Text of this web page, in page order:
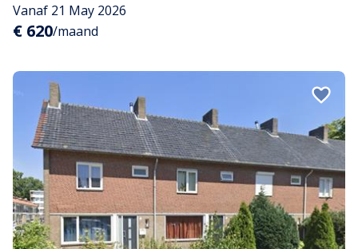
Vanaf 21 May 2026
€ 620/maand